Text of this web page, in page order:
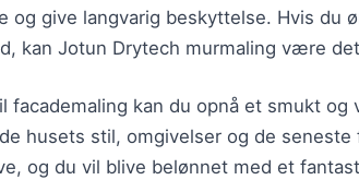
og give langvarig beskyttelse. Hvis du
kan Jotun Drytech murmaling være
kan du opnå et smukt og
husets stil, omgivelser og de seneste
og du vil blive belønnet med et